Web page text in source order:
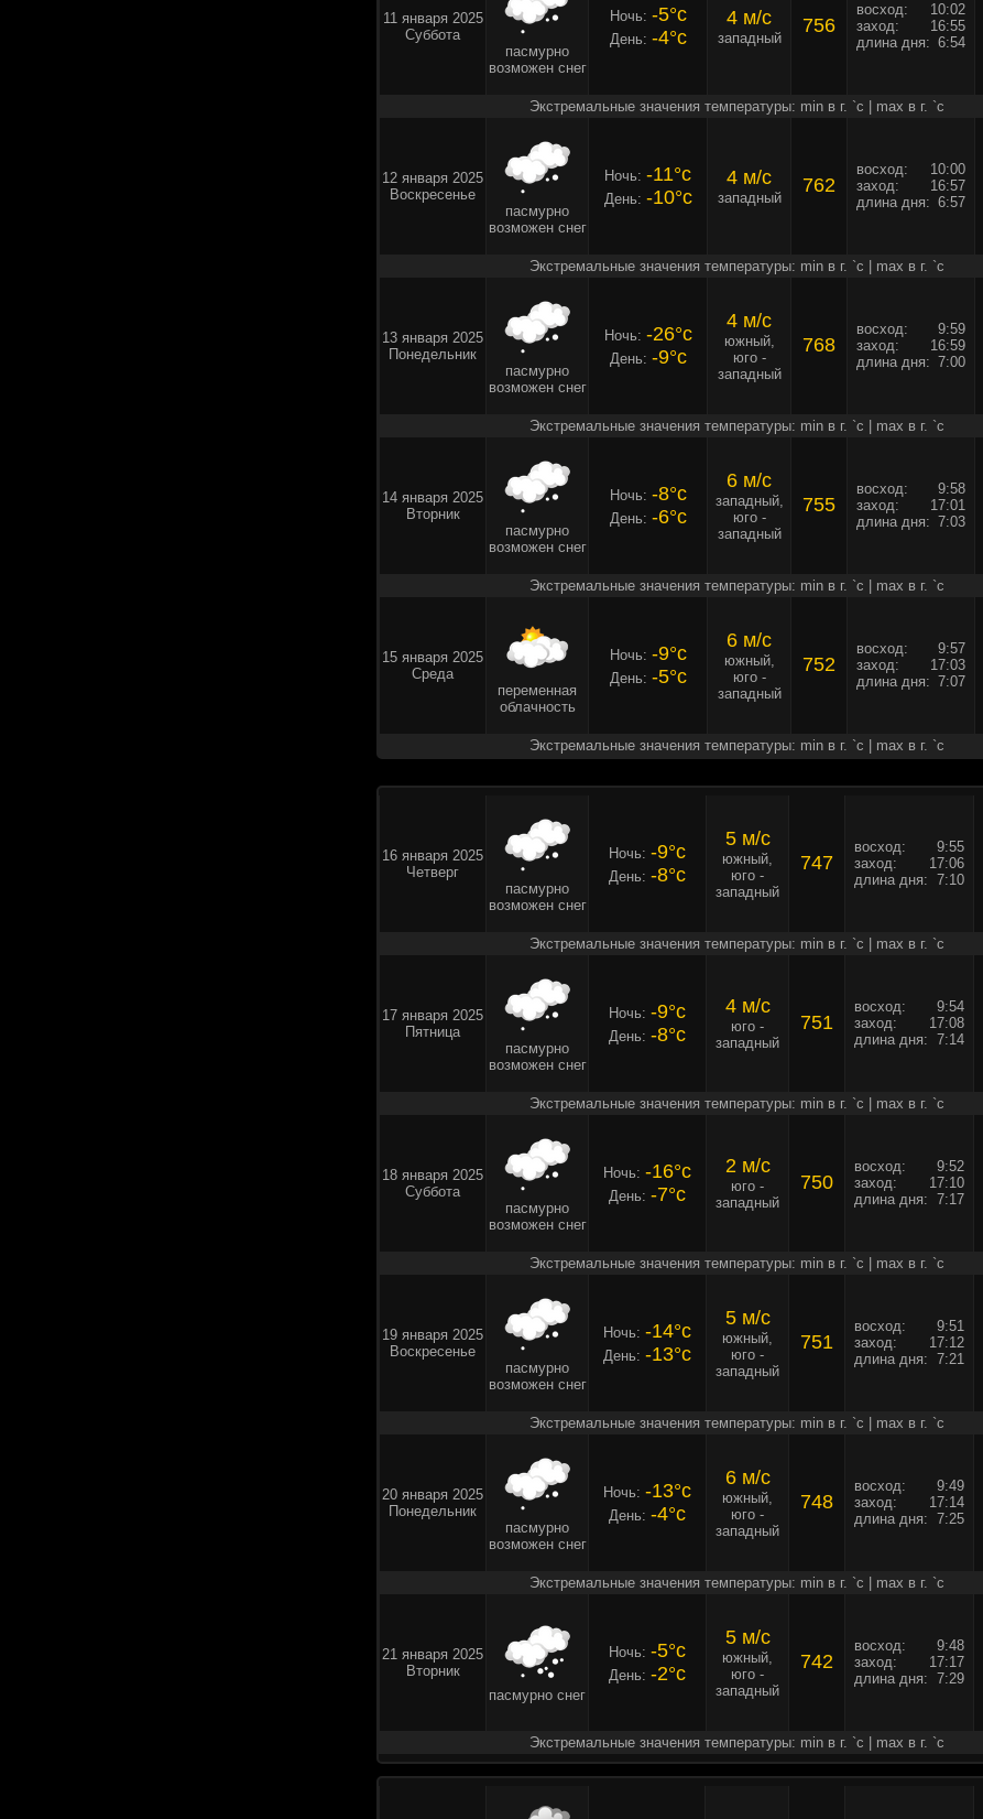
11 января 2025
Суббота
пасмурно
возможен снег
Ночь: -5°c
День: -4°c
4 м/c
западный
756
восход:
10:02
заход:
16:55
длина дня: 6:54
Экстремальные значения температуры: min в г. `c | max в г. `c
12 января 2025
Воскресенье
пасмурно
возможен снег
Ночь: -11°c
День: -10°c
4 м/c
западный
762
восход:
10:00
заход:
16:57
длина дня: 6:57
Экстремальные значения температуры: min в г. `c | max в г. `c
13 января 2025
Понедельник
пасмурно
возможен снег
Ночь: -26°c
День: -9°c
4 м/c
южный,
юго -
западный
768
восход:
9:59
заход:
16:59
длина дня: 7:00
Экстремальные значения температуры: min в г. `c | max в г. `c
14 января 2025
Вторник
пасмурно
возможен снег
Ночь: -8°c
День: -6°c
6 м/c
западный,
юго -
западный
755
восход:
9:58
заход:
17:01
длина дня: 7:03
Экстремальные значения температуры: min в г. `c | max в г. `c
15 января 2025
Среда
переменная
облачность
Ночь: -9°c
День: -5°c
6 м/c
южный,
юго -
западный
752
восход:
9:57
заход:
17:03
длина дня: 7:07
Экстремальные значения температуры: min в г. `c | max в г. `c
16 января 2025
Четверг
пасмурно
возможен снег
Ночь: -9°c
День: -8°c
5 м/c
южный,
юго -
западный
747
восход:
9:55
заход:
17:06
длина дня: 7:10
Экстремальные значения температуры: min в г. `c | max в г. `c
17 января 2025
Пятница
пасмурно
возможен снег
Ночь: -9°c
День: -8°c
4 м/c
юго -
западный
751
восход:
9:54
заход:
17:08
длина дня: 7:14
Экстремальные значения температуры: min в г. `c | max в г. `c
18 января 2025
Суббота
пасмурно
возможен снег
Ночь: -16°c
День: -7°c
2 м/c
юго -
западный
750
восход:
9:52
заход:
17:10
длина дня: 7:17
Экстремальные значения температуры: min в г. `c | max в г. `c
19 января 2025
Воскресенье
пасмурно
возможен снег
Ночь: -14°c
День: -13°c
5 м/c
южный,
юго -
западный
751
восход:
9:51
заход:
17:12
длина дня: 7:21
Экстремальные значения температуры: min в г. `c | max в г. `c
20 января 2025
Понедельник
пасмурно
возможен снег
Ночь: -13°c
День: -4°c
6 м/c
южный,
юго -
западный
748
восход:
9:49
заход:
17:14
длина дня: 7:25
Экстремальные значения температуры: min в г. `c | max в г. `c
21 января 2025
Вторник
пасмурно снег
Ночь: -5°c
День: -2°c
5 м/c
южный,
юго -
западный
742
восход:
9:48
заход:
17:17
длина дня: 7:29
Экстремальные значения температуры: min в г. `c | max в г. `c